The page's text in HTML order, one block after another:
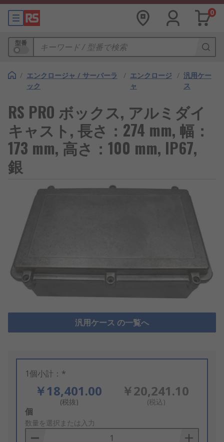
0
型番
/ エンクロージャ / サーバーラ
ック
/ エンクロージ
ャ
/ 汎用ケー
ス
RS PRO ボックス, アルミダイ
キャスト, 長さ：274 mm, 幅：
173 mm, 高さ：100 mm, IP67,
銀
汎用ケース の一覧へ
1個小計：*
￥18,401.00
(税抜)
￥20,241.10
(税込)
Add
to
Basket
個
数量を選択または入力